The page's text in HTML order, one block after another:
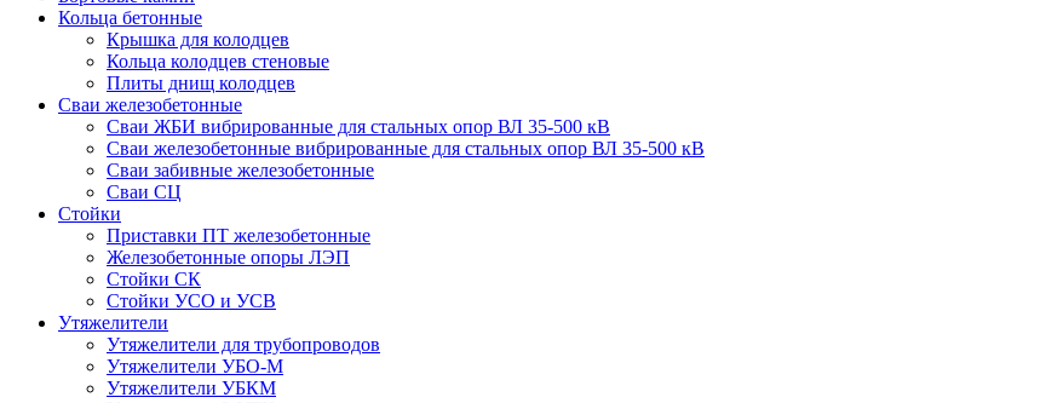
Кольца бетонные
Крышка для колодцев
Кольца колодцев стеновые
Плиты днищ колодцев
Сваи железобетонные
Сваи ЖБИ вибрированные для стальных опор ВЛ 35-500 кВ
Сваи железобетонные вибрированные для стальных опор ВЛ 35-500 кВ
Сваи забивные железобетонные
Сваи СЦ
Стойки
Приставки ПТ железобетонные
Железобетонные опоры ЛЭП
Стойки СК
Стойки УСО и УСВ
Утяжелители
Утяжелители для трубопроводов
Утяжелители УБО-М
Утяжелители УБКМ